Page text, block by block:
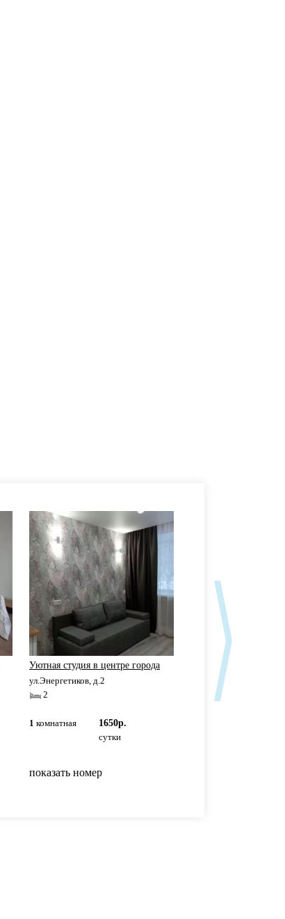
Уютная студия в центре города
ул.Энергетиков, д.2
2
1 комнатная
1650р.
сутки
показать номер
Квартира в центре
ул.Сулеймановой, д.3
2+2+1+1